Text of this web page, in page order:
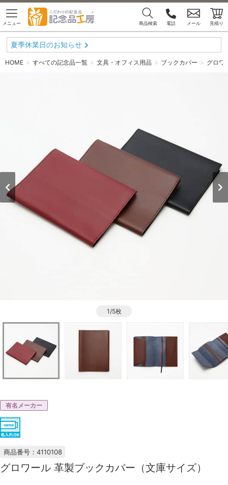
メニュー 商品検索 電話 メール 見積り
夏季休業日のお知らせ
HOME すべての記念品一覧 文具・オフィス用品 ブックカバー グロワ
1/5枚
有名メーカー
商品番号：4110108
グロワール 革製ブックカバー（文庫サイズ）